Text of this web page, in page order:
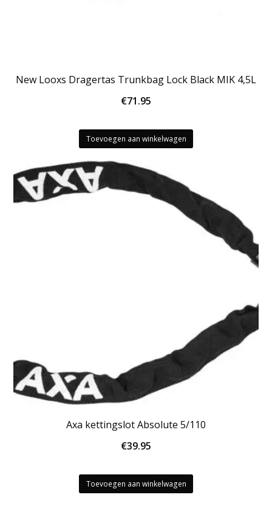
New Looxs Dragertas Trunkbag Lock Black MIK 4,5L
€71.95
Toevoegen aan winkelwagen
Axa kettingslot Absolute 5/110
€39.95
Toevoegen aan winkelwagen